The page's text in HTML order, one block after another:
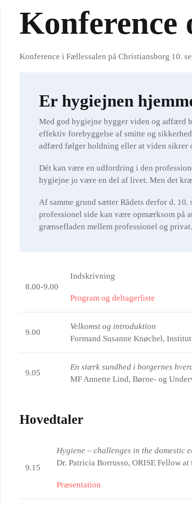
Konference
Konference i Fællessalen på Christiansborg 10.
Er hygiejnen
Med god hygiejne bygger viden og adfærd
effektiv forebyggelse af smitte og
adfærd følger holdning eller at viden sikrer
Dét kan være en udfordring i den
hygiejne jo være en del af livet. Men det
Af samme grund sætter Rådets derfor d. 10.
professionel side kan være opmærksom på
grænsefladen mellem professionel og privat.
8.00-9.00
Indskrivning
Program og deltagerliste
9.00
Velkomst og introduktion
Formand Susanne Knøchel,
9.05
En stærk sundhed i borgernes
MF Annette Lind, Børne- og
Hovedtaler
9.15
Hygiene – challenges in the domestic
Dr. Patricia Borrusso, ORISE Fellow
Præsentation